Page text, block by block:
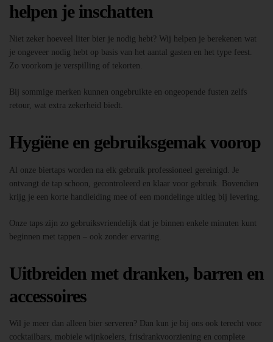
helpen je inschatten
Niet zeker hoeveel liter bier je nodig hebt? Wij helpen je berekenen wat
je ongeveer nodig hebt op basis van het aantal gasten en het type feest.
Zo voorkom je verspilling of tekorten.
Bij sommige merken kunnen ongebruikte en ongeopende fusten zelfs
retour, wat extra zekerheid biedt.
Hygiëne en gebruiksgemak voorop
Al onze biertaps worden na elk gebruik professioneel gereinigd. Je
ontvangt de tap schoon, gecontroleerd en klaar voor gebruik. Bovendien
krijg je een korte handleiding mee of een mondelinge uitleg bij levering.
Onze taps zijn zo gebruiksvriendelijk dat je binnen enkele minuten kunt
beginnen met tappen – ook zonder ervaring.
Uitbreiden met dranken, barren en
accessoires
Wil je meer dan alleen bier serveren? Dan kun je bij ons ook terecht voor
cocktailbars, mobiele wijnkoelers, frisdrankvoorziening en complete